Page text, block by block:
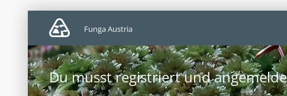
Funga Austria
Du musst registriert und